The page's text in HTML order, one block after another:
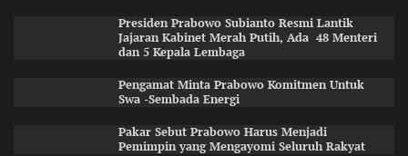
Presiden Prabowo Subianto Resmi Lantik
Jajaran Kabinet Merah Putih, Ada 48 Menteri
dan 5 Kepala Lembaga
Pengamat Minta Prabowo Komitmen Untuk
Swa -Sembada Energi
Pakar Sebut Prabowo Harus Menjadi
Pemimpin yang Mengayomi Seluruh Rakyat